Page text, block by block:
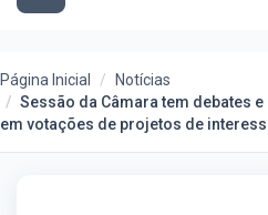
navigation
Página Inicial
Notícias
Sessão da Câmara tem debates
em votações de projetos de